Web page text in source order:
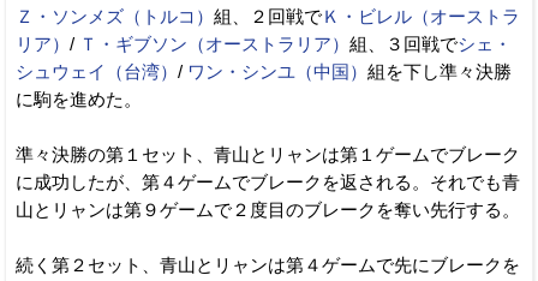
Ｚ・ソンメズ（トルコ） 組、２回戦でＫ・ビレル（オーストラ
リア） / Ｔ・ギブソン（オーストラリア） 組、３回戦でシェ・
シュウェイ（台湾） / ワン・シンユ（中国） 組を下し準々決勝
に駒を進めた。
準々決勝の第１セット、青山とリャンは第１ゲームでブレーク
に成功したが、第４ゲームでブレークを返される。それでも青
山とリャンは第９ゲームで２度目のブレークを奪い先行する。
続く第２セット、青山とリャンは第４ゲームで先にブレークを